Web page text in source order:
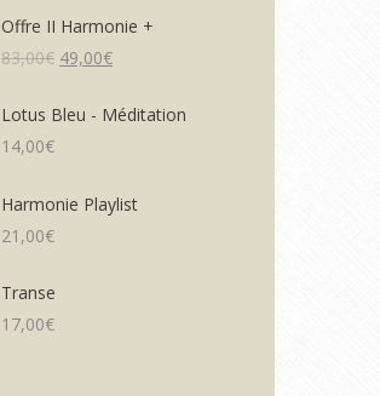
initial
38,00€.
actuel
29,00€.
Offre II Harmonie +
83,00€ Le
initial
49,00€Le
actuel
Lotus Bleu - Méditation
14,00€
Harmonie Playlist
21,00€
Transe
17,00€